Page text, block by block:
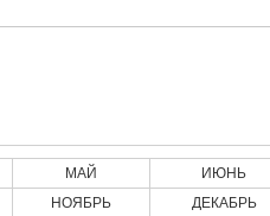
МАЙ
ИЮНЬ
НОЯБРЬ ДЕКАБРЬ